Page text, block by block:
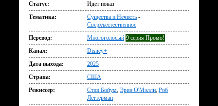
Статус:
Идет показ
Тематика:
Существа и Нечисть -
Сверхъестественное
Перевод:
Многоголосый 9 серия Промо!
Канал:
Disney+
Дата выхода:
2025
Страна:
США
Режиссер:
Стив Бойум, Эрин О'Мэлли, Роб
Леттерман